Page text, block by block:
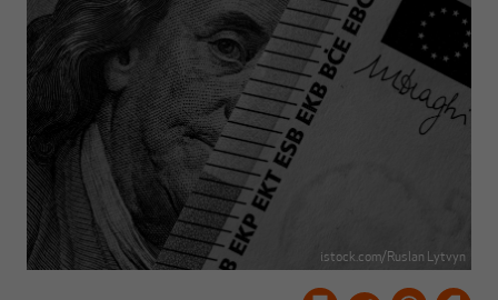
istock.com/Ruslan Lytvyn